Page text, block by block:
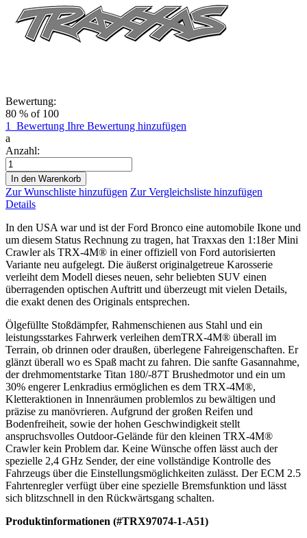
Bewertung:
80 % of 100
1
Bewertung Ihre Bewertung hinzufügen
a
Anzahl:
In den Warenkorb
Zur Wunschliste hinzufügen Zur Vergleichsliste hinzufügen
Details
In den USA war und ist der Ford Bronco eine automobile Ikone und
um diesem Status Rechnung zu tragen, hat Traxxas den 1:18er Mini
Crawler als TRX-4M® in einer offiziell von Ford autorisierten
Variante neu aufgelegt. Die äußerst originalgetreue Karosserie
verleiht dem Modell dieses neuen, sehr beliebten SUV einen
überragenden optischen Auftritt und überzeugt mit vielen Details,
die exakt denen des Originals entsprechen.
Ölgefüllte Stoßdämpfer, Rahmenschienen aus Stahl und ein
leistungsstarkes Fahrwerk verleihen demTRX-4M® überall im
Terrain, ob drinnen oder draußen, überlegene Fahreigenschaften. Er
glänzt überall wo es Spaß macht zu fahren. Die sanfte Gasannahme,
der drehmomentstarke Titan 180/-87T Brushedmotor und ein um
30% engerer Lenkradius ermöglichen es dem TRX-4M®,
Kletteraktionen in Innenräumen problemlos zu bewältigen und
präzise zu manövrieren. Aufgrund der großen Reifen und
Bodenfreiheit, sowie der hohen Geschwindigkeit stellt
anspruchsvolles Outdoor-Gelände für den kleinen TRX-4M®
Crawler kein Problem dar. Keine Wünsche offen lässt auch der
spezielle 2,4 GHz Sender, der eine vollständige Kontrolle des
Fahrzeugs über die Einstellungsmöglichkeiten zulässt. Der ECM 2.5
Fahrtenregler verfügt über eine spezielle Bremsfunktion und lässt
sich blitzschnell in den Rückwärtsgang schalten.
Produktinformationen (#TRX97074-1-A51)